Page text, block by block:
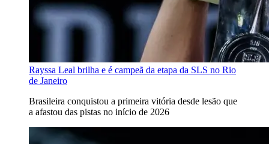
Rayssa Leal brilha e é campeã da etapa da SLS no Rio
de Janeiro
Brasileira conquistou a primeira vitória desde lesão que
a afastou das pistas no início de 2026